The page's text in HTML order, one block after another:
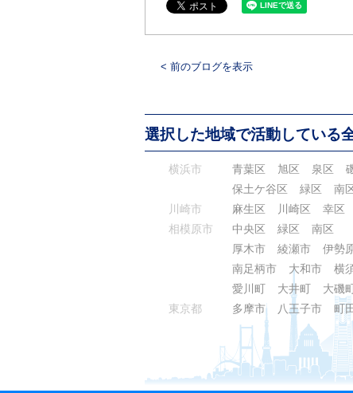
< 前のブログを表示
選択した地域で活動している
横浜市 青葉区 旭区 泉区
保土ケ谷区
緑区
南
川崎市
麻生区 川崎区 幸区
相模原市
中央区 緑区
南区
厚木市
綾瀬市 伊勢
南足柄市
大和市
横
愛川町
大井町 大磯
東京都
多摩市 八王子市 町